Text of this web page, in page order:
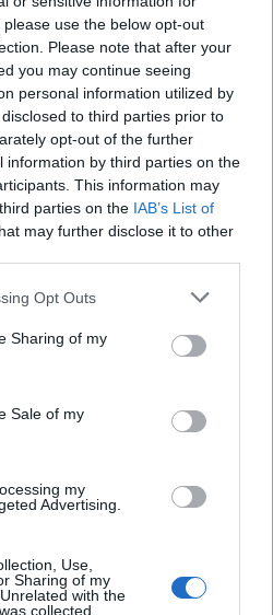
use the below opt-out
Please note that after your
you may continue seeing
personal information utilized by
to third parties prior to
opt-out of the further
information by third parties on the
This information may
parties on the IAB’s List of
may further disclose it to other
Opt Outs
Sharing of my
Sale of my
my
Advertising.
Use,
Sharing of my
with the
collected.
επιχειρηματικό
του κλάδου να
να λανσάρουν τα νέα
χώρα μας”, ανέφερε
κ. Ο. Παπαδημητρίου.
συνέχισε – ότι η
υλοποιήσει άμεσα τις
ενίσχυση της δημόσιας
ουσιαστικός
αξιολόγηση και
φαρμάκων και φυσικά
που θα
να λειτουργήσει
σύστημα
πρόσβαση για όλους
χρειάζονται
που φέρνουν